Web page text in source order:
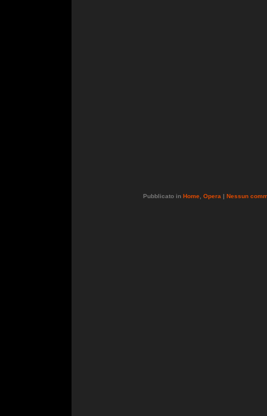
Pubblicato in Home Opera | Nessun